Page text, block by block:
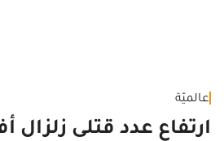
عالميّة
ارتفاع عدد قتلى زلزال